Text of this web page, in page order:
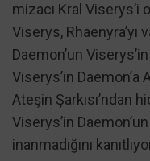
mizacı Kral Viserys’i
Viserys,
Daemon’un
Viserys’in Daemon’a
Ateşin Şarkısı’ndan
Viserys’in
inanmadığını